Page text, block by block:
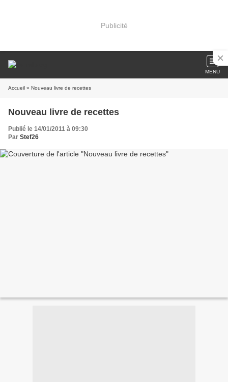
Publicité
MENU
Accueil » Nouveau livre de recettes
Nouveau livre de recettes
Publié le 14/01/2011 à 09:30
Par Stef26